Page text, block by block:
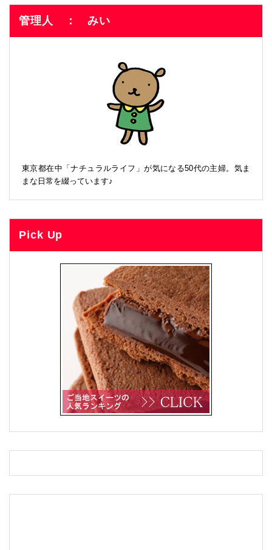
管理人 ： みい
東京都在中「ナチュラルライフ」が気になる50代の主婦。気ま
まな日常を綴っています♪
Pick Up